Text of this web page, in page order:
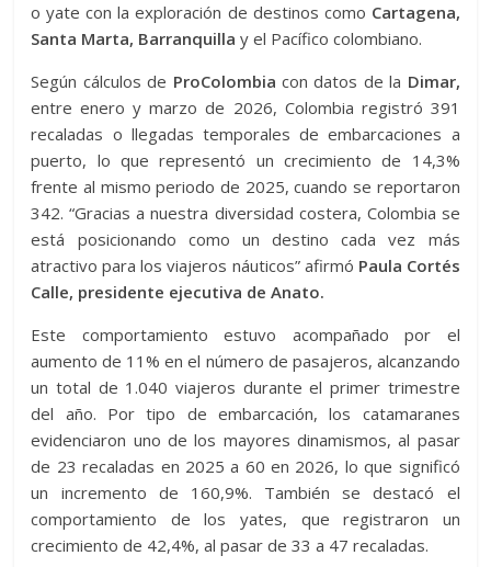
o yate con la exploración de destinos como Cartagena,
Santa Marta, Barranquilla y el Pacífico colombiano.
Según cálculos de ProColombia con datos de la Dimar,
entre enero y marzo de 2026, Colombia registró 391
recaladas o llegadas temporales de embarcaciones a
puerto, lo que representó un crecimiento de 14,3%
frente al mismo periodo de 2025, cuando se reportaron
342. “Gracias a nuestra diversidad costera, Colombia se
está posicionando como un destino cada vez más
atractivo para los viajeros náuticos” afirmó Paula Cortés
Calle, presidente ejecutiva de Anato.
Este comportamiento estuvo acompañado por el
aumento de 11% en el número de pasajeros, alcanzando
un total de 1.040 viajeros durante el primer trimestre
del año. Por tipo de embarcación, los catamaranes
evidenciaron uno de los mayores dinamismos, al pasar
de 23 recaladas en 2025 a 60 en 2026, lo que significó
un incremento de 160,9%. También se destacó el
comportamiento de los yates, que registraron un
crecimiento de 42,4%, al pasar de 33 a 47 recaladas.